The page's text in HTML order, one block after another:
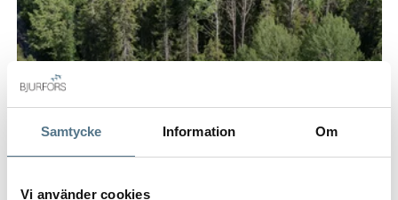
Samtycke Information Om
Vi använder cookies